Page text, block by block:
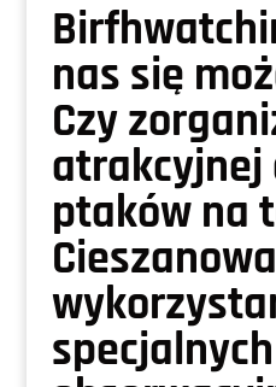
nas się
Czy
atrakcyjnej
ptaków na